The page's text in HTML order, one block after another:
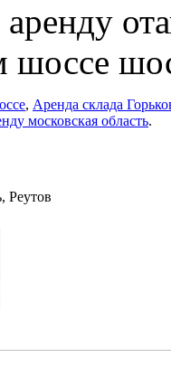
аренду
шоссе
, Аренда склада
московская область.
Реутов